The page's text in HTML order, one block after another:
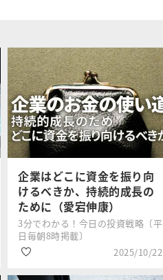
企業はどこに資金を振り向
けるべきか、持続的成長の
ために（愛宕伸康）
3分でわかる！今日の投資戦略〔平
日毎朝8時掲載〕
2025/10/22